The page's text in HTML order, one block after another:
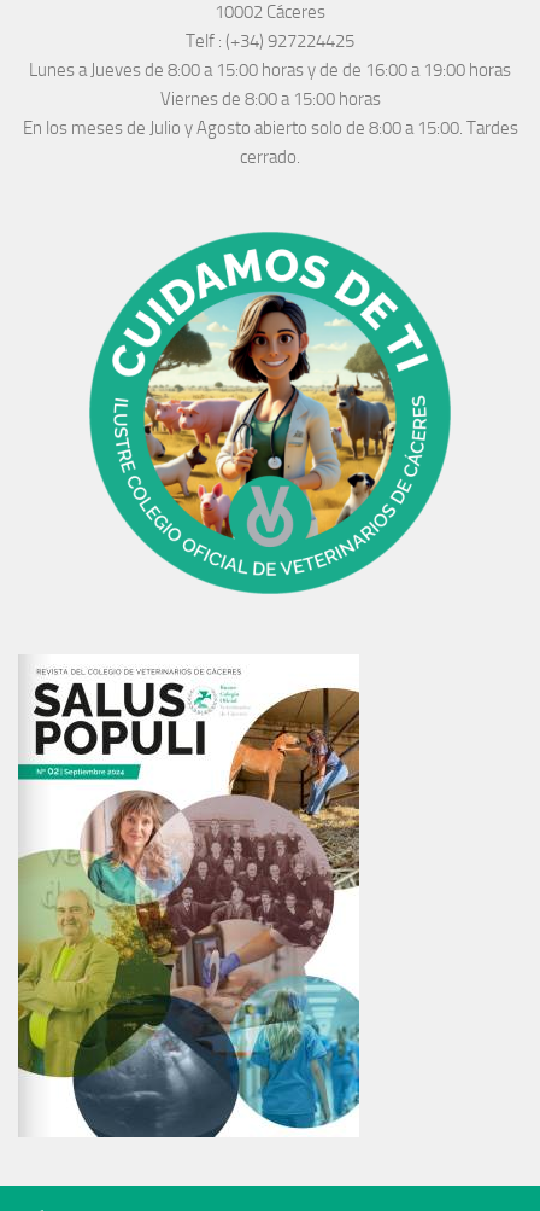
10002 Cáceres
Telf : (+34) 927224425
Lunes a Jueves de 8:00 a 15:00 horas y de de 16:00 a 19:00 horas
Viernes de 8:00 a 15:00 horas
En los meses de Julio y Agosto abierto solo de 8:00 a 15:00. Tardes
cerrado.